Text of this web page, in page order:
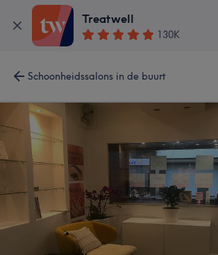
Treatwell
130K
Schoonheidssalons in de buurt